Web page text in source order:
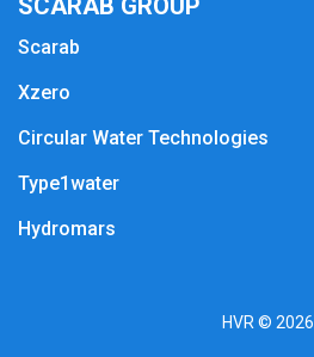
SCARAB GROUP
Scarab
Xzero
Circular Water Technologies
Type1water
Hydromars
HVR © 2026